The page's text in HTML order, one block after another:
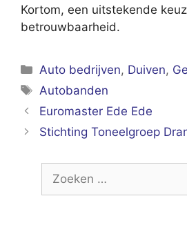
Kortom, een uitstekende
betrouwbaarheid.
Categorieën
Auto bedrijven, Duiven,
Tags
Autobanden
Euromaster Ede Ede
Stichting Toneelgroep
naar: